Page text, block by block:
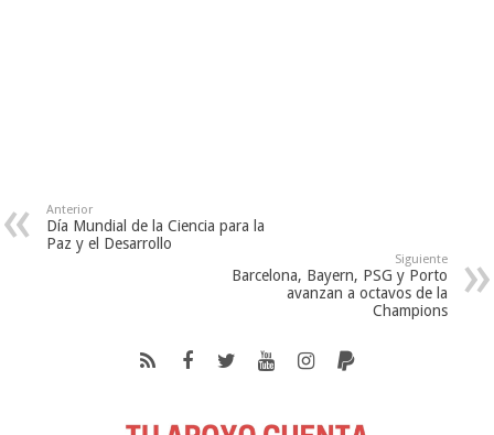
Anterior
Día Mundial de la Ciencia para la
Paz y el Desarrollo
Siguiente
Barcelona, Bayern, PSG y Porto
avanzan a octavos de la
Champions